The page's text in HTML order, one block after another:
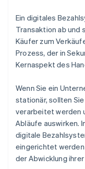
Ein digitales
Transaktion ab und
Käufer zum
Prozess, der in
Kernaspekt des
Wenn Sie ein
stationär, sollten
verarbeitet werden
Abläufe auswirken.
digitale
eingerichtet
der Abwicklung